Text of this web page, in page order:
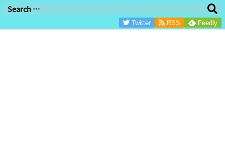
/*グーグル審査用/
Twitter RSS Feedly